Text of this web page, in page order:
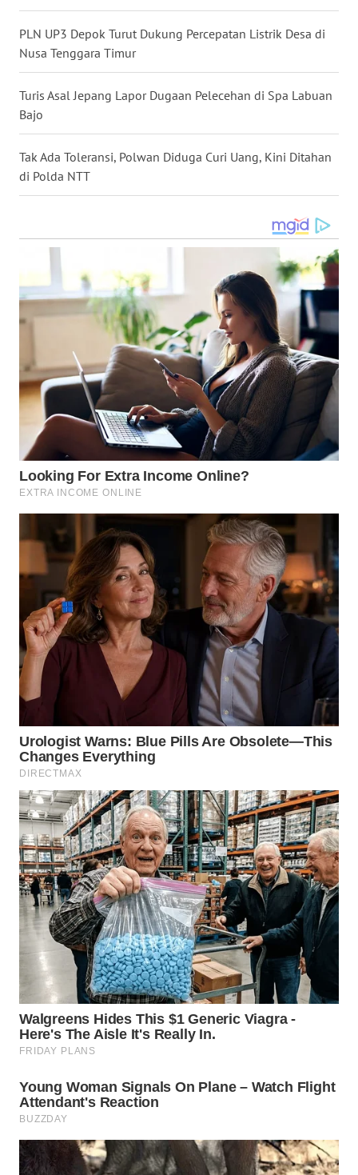
PLN UP3 Depok Turut Dukung Percepatan Listrik Desa di
Nusa Tenggara Timur
Turis Asal Jepang Lapor Dugaan Pelecehan di Spa Labuan
Bajo
Tak Ada Toleransi, Polwan Diduga Curi Uang, Kini Ditahan
di Polda NTT
WN
KALTENG
WN
KALTARA
WN
KALSEL
KALTIM
SULSEL
GORONTALO
WN
SULUT
WN
MALUKU
WN
MALUT
WN
DAIRI
WN
DANAU
TOBA
NIAS
WN
WN
TAPANULI
SELATAN
WN
TANJUNG
LESUNG
WN
KARO
WN
SIMALUNGUN
WN
LABUHANBATU
WN